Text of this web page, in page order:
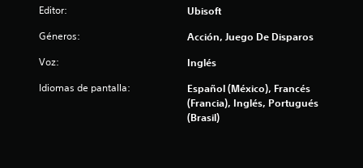
c
n
Editor: Ubisoft
Géneros: Acción, Juego De Disparos
Voz: Inglés
Idiomas de pantalla:
Español (México), Francés
(Francia), Inglés, Portugués
(Brasil)